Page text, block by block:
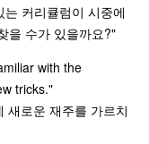
커리큘럼이 시중에
을 수가 있을까요?"
with the
tricks."
새로운 재주를 가르치